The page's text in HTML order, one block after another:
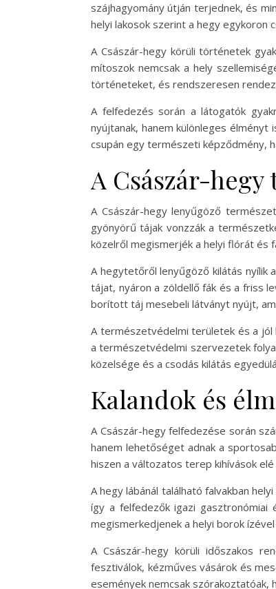
szájhagyomány útján terjednek, és
helyi lakosok szerint a hegy egykoron
A Császár-hegy körüli történetek
mítoszok nemcsak a hely
történeteket, és rendszeresen
A felfedezés során a látogatók
nyújtanak, hanem különleges
csupán egy természeti képződmény,
A Császár-
A Császár-hegy lenyűgöző
gyönyörű tájak vonzzák a
közelről megismerjék a helyi flórát és
A hegytetőről lenyűgöző kilátás nyílik
tájat, nyáron a zöldellő fák és a friss
borított táj mesebeli látványt nyújt,
A természetvédelmi területek és a jól
a természetvédelmi szervezetek
közelsége és a csodás kilátás
Kalandok és
A Császár-hegy felfedezése során
hanem lehetőséget adnak a
hiszen a változatos terep kihívások
A hegy lábánál található falvakban
így a felfedezők igazi gasztronómiai
megismerkedjenek a helyi borok
A Császár-hegy körüli időszakos
fesztiválok, kézműves vásárok és
események nemcsak szórakoztatóak,